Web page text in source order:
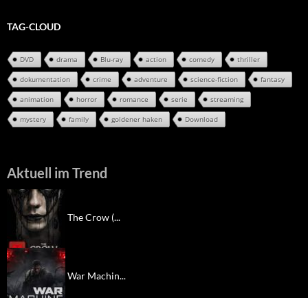
TAG-CLOUD
DVD drama Blu-ray action comedy thriller
dokumentation crime adventure science-fiction fantasy
animation horror romance serie streaming
mystery family goldener haken Download
Aktuell im Trend
The Crow (...
War Machin...